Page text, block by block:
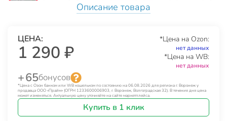
Описание товара
ЦЕНА:
1 290 ₽
*Цена на Ozon:
нет данных
*Цена на WB:
нет данных
+ 65бонусов
*Цена с Озон банком или WB кошельком по состоянию на 06.08.2026 для региона г. Воронеж у
продавца ООО «Прайм» (ОГРН 1233600006903, г. Воронеж, Волгоградская 32). В течение дня цена
может изменяться. Актуальную цену уточняйте на сайте маркетплейса.
Купить в 1 клик